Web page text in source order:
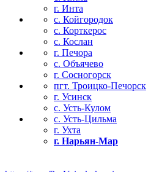
г. Инта
с. Койгородок
с. Корткерос
с. Кослан
г. Печора
с. Объячево
г. Сосногорск
пгт. Троицко-Печорск
г. Усинск
с. Усть-Кулом
с. Усть-Цильма
г. Ухта
г. Нарьян-Мар